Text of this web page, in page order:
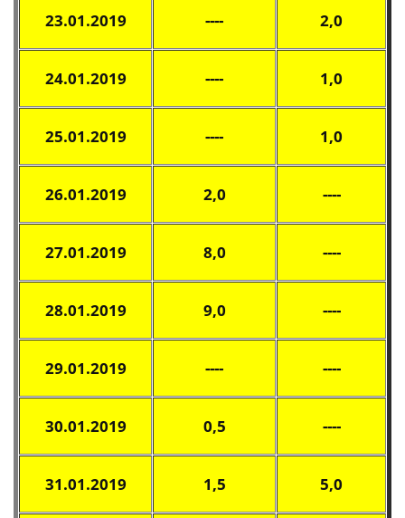
23.01.2019 ---- 2,0
24.01.2019 ---- 1,0
25.01.2019 ---- 1,0
26.01.2019 2,0 ----
27.01.2019 8,0 ----
28.01.2019 9,0 ----
29.01.2019 ---- ----
30.01.2019 0,5 ----
31.01.2019 1,5 5,0